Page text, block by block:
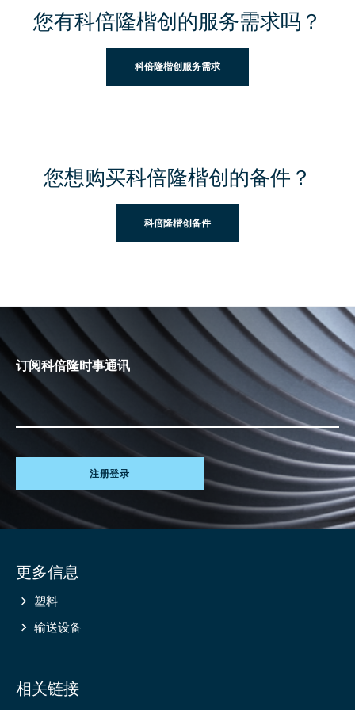
您有科倍隆楷创的服务需求吗？
科倍隆楷创服务需求
您想购买科倍隆楷创的备件？
科倍隆楷创备件
订阅科倍隆时事通讯
注册登录
information
更多信息
塑料
输送设备
相关链接